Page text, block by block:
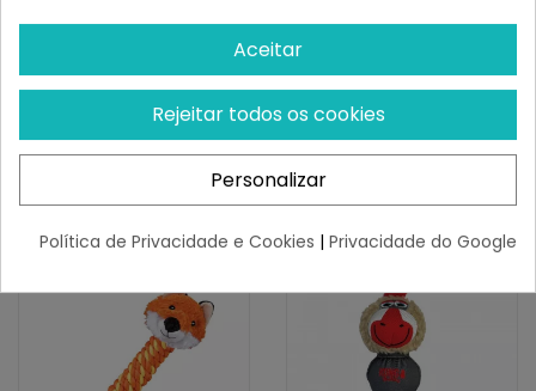
Disponível em 3 tamanhos diferentes (pequeno, médio
e grande) e cores sortidas (rosa, verde e azul).
Pequeno: 30 cm de comprimento
Médio: 50 cm comprimento
Grande: 70 cm de comprimento
Semelhante a KONG Safestix Vara
Aceitar
Rejeitar todos os cookies
Personalizar
Política de Privacidade e Cookies | Privacidade do Google